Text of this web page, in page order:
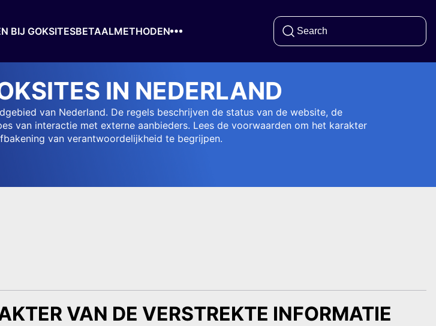
BIJ GOKSITESBETAALMETHODEN
IN NEDERLAND
van Nederland. De regels beschrijven de status van de website, de
van interactie met externe aanbieders. Lees de voorwaarden om het karakter
van verantwoordelijkheid te begrijpen.
VAN DE VERSTREKTE INFORMATIE